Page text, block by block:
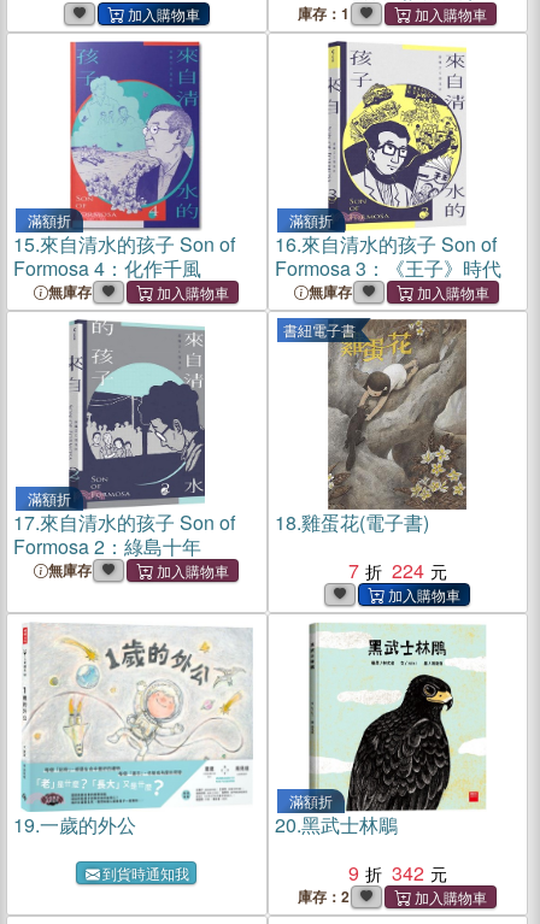
庫存：1
滿額折
15.來自清水的孩子 Son of
Formosa 4：化作千風
無庫存
滿額折
16.來自清水的孩子 Son of
Formosa 3：《王子》時代
無庫存
滿額折
17.來自清水的孩子 Son of
Formosa 2：綠島十年
無庫存
書紐電子書
18.雞蛋花(電子書)
7
224
19.一歲的外公
到貨時通知我
滿額折
20.黑武士林鵰
9
342
庫存：2